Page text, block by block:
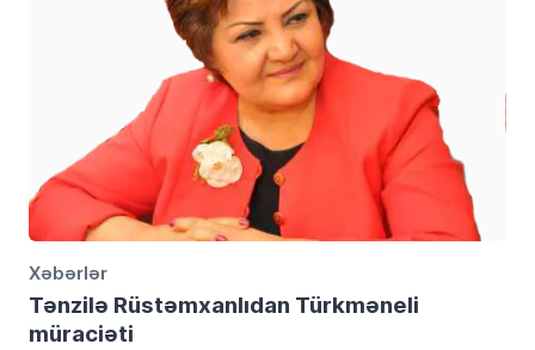
Xəbərlər
Tənzilə Rüstəmxanlıdan Türkməneli
müraciəti